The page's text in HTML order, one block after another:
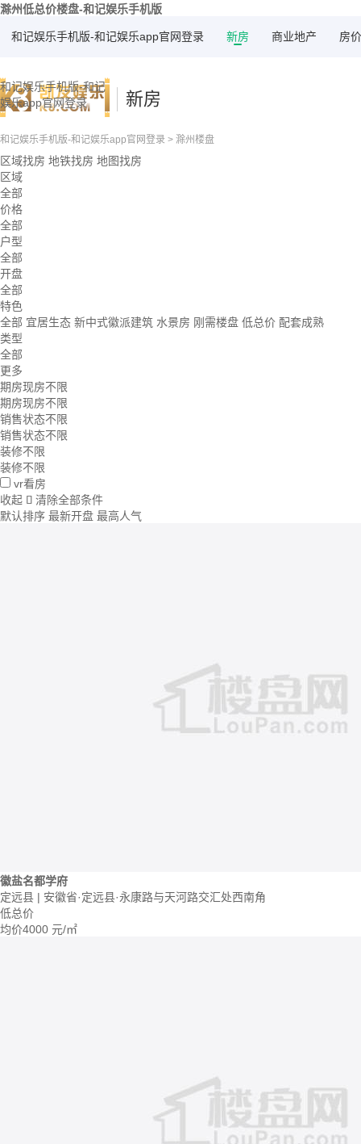
滁州低总价楼盘-和记娱乐手机版
和记娱乐手机版-和记娱乐app官网登录 新房 商业地产 房价
和记娱乐手机版-和记
娱乐app官网登录
新房
和记娱乐手机版-和记娱乐app官网登录 > 滁州楼盘
区域找房 地铁找房 地图找房
区域
全部
价格
全部
户型
全部
开盘
全部
特色
全部 宜居生态 新中式徽派建筑 水景房 刚需楼盘 低总价 配套成熟
类型
全部
更多
期房现房不限
期房现房不限
销售状态不限
销售状态不限
装修不限
装修不限
vr看房
收起  清除全部条件
默认排序 最新开盘 最高人气
徽盐名都学府
定远县 | 安徽省·定远县·永康路与天河路交汇处西南角
低总价
均价4000 元/㎡